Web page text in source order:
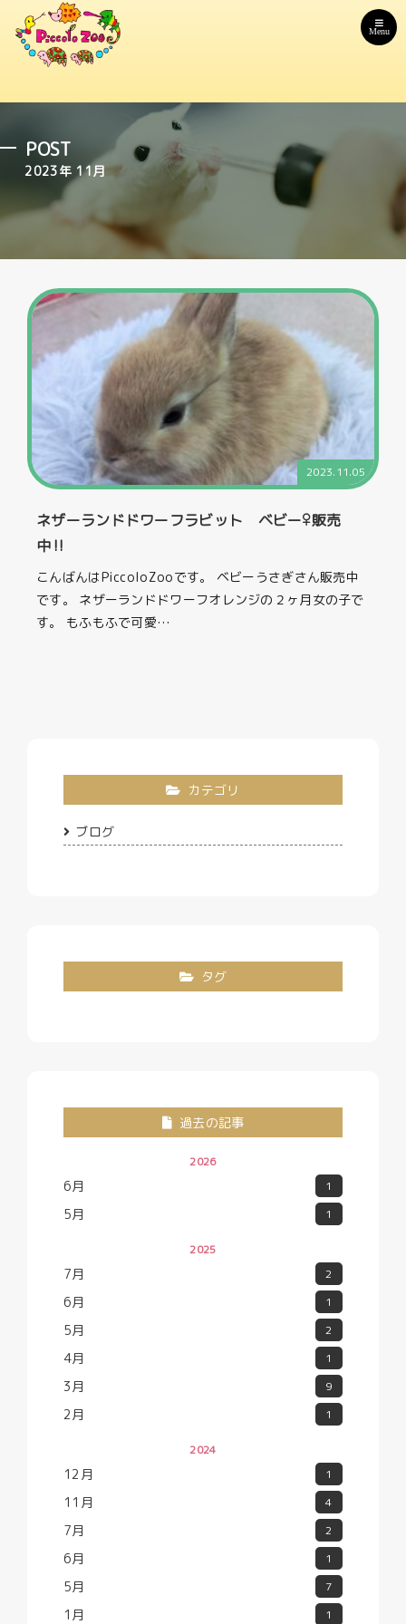
Menu
2023年 11月
POST
2023.11.05
ネザーランドドワーフラビット ベビー♀販売
中‼
こんばんはPiccoloZooです。 ベビーうさぎさん販売中
です。 ネザーランドドワーフオレンジの２ヶ月女の子で
す。 もふもふで可愛…
カテゴリ
ブログ
タグ
過去の記事
2026
6月 1
5月 1
2025
7月 2
6月 1
5月 2
4月 1
3月 9
2月 1
2024
12月 1
11月 4
7月 2
6月 1
5月 7
1月 1